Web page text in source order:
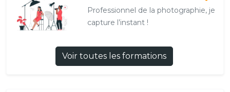
Professionnel de la photographie, je
capture l’instant !
Voir toutes les formations